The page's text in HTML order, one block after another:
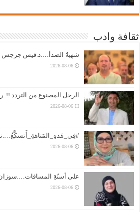
ثقافة وادب
شهيةُ الصدأ….د.قيس جرجس
2026-08-06
الرجل المصنوع من التردد
2026-08-06
2026-08-06
على أسنّةِ
2026-08-06